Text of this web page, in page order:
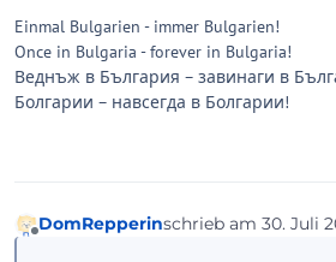
Einmal Bulgarien - immer Bulgarien!
Once in Bulgaria - forever in Bulgaria!
Веднъж в България – завинаги в
Болгарии – навсегда в Болгарии!
Offline
DomRepperinschrieb am 30. Juli
zuletzt editiert von